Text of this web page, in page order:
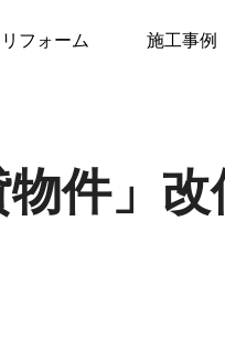
リフォーム 施工事例
件」改